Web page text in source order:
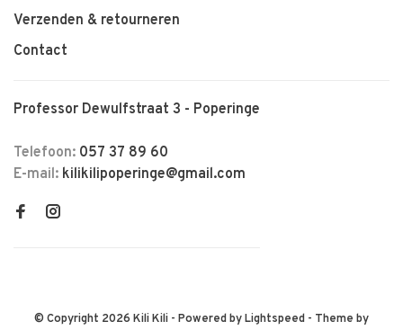
Verzenden & retourneren
Contact
Professor Dewulfstraat 3 - Poperinge
Telefoon: 057 37 89 60
E-mail: kilikilipoperinge@gmail.com
© Copyright 2026 Kili Kili - Powered byLightspeed - Theme by